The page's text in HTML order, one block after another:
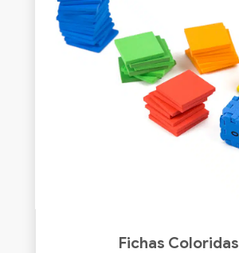
Fichas Coloridas